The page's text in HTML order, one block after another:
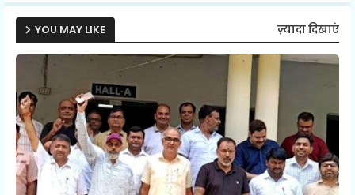
p
YOU MAY LIKE ज़्यादा दिखाएं